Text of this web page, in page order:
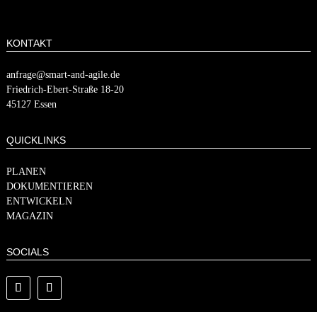
KONTAKT
anfrage@smart-and-agile.de
​​Friedrich-Ebert-Straße 18-20
45127 Essen
QUICKLINKS
PLANEN
DOKUMENTIEREN
ENTWICKELN
MAGAZIN
SOCIALS